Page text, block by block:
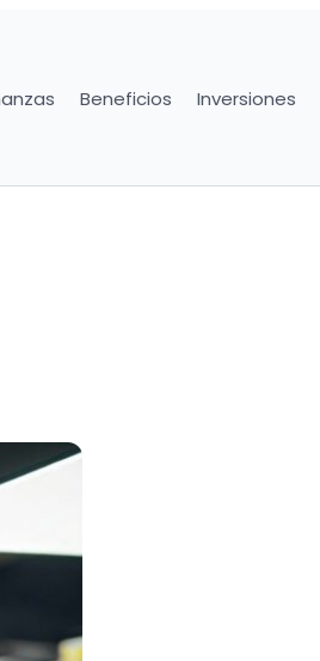
Beneficios Inversiones